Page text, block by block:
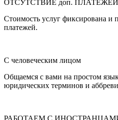
ОТСУТСТВИЕ доп. ПЛАТЕЖЕЙ
Стоимость услуг фиксирована и
платежей.
С человеческим лицом
Общаемся с вами на простом
юридических терминов и
РАБОТАЕМ С